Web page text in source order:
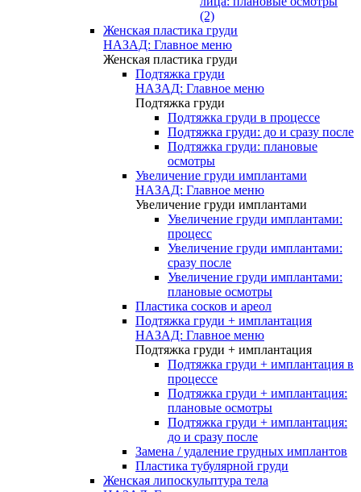
(2)
Женская пластика груди
НАЗАД: Главное меню
Женская пластика груди
Подтяжка груди
НАЗАД: Главное меню
Подтяжка груди
Подтяжка груди в процессе
Подтяжка груди: до и сразу после
Подтяжка груди: плановые
осмотры
Увеличение груди имплантами
НАЗАД: Главное меню
Увеличение груди имплантами
Увеличение груди имплантами:
процесс
Увеличение груди имплантами:
сразу после
Увеличение груди имплантами:
плановые осмотры
Пластика сосков и ареол
Подтяжка груди + имплантация
НАЗАД: Главное меню
Подтяжка груди + имплантация
Подтяжка груди + имплантация в
процессе
Подтяжка груди + имплантация:
плановые осмотры
Подтяжка груди + имплантация:
до и сразу после
Замена / удаление грудных имплантов
Пластика тубулярной груди
Женская липоскульптура тела